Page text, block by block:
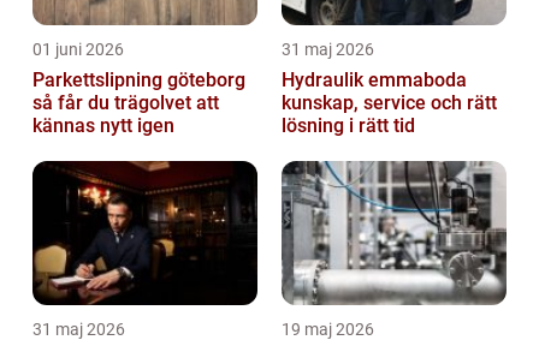
01 juni 2026
Parkettslipning göteborg
så får du trägolvet att
kännas nytt igen
31 maj 2026
Hydraulik emmaboda
kunskap, service och rätt
lösning i rätt tid
31 maj 2026 19 maj 2026